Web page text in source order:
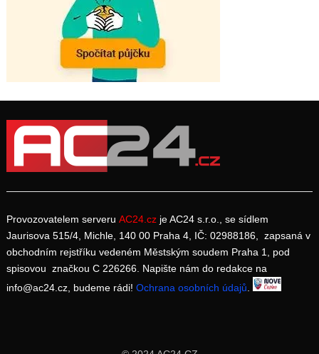
Provozovatelem serveru AC24.cz je AC24 s.r.o., se sídlem
Jaurisova 515/4, Michle, 140 00 Praha 4, IČ: 02988186, zapsaná v
obchodním rejstříku vedeném Městským soudem Praha 1, pod
spisovou značkou C 226266. Napište nám do redakce na
info@ac24.cz, budeme rádi! Ochrana osobních údajů.